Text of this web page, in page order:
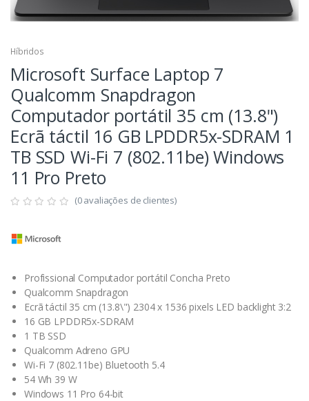
Híbridos
Microsoft Surface Laptop 7
Qualcomm Snapdragon
Computador portátil 35 cm (13.8")
Ecrã táctil 16 GB LPDDR5x-SDRAM 1
TB SSD Wi-Fi 7 (802.11be) Windows
11 Pro Preto
(0 avaliações de clientes)
Profissional Computador portátil Concha Preto
Qualcomm Snapdragon
Ecrã táctil 35 cm (13.8\") 2304 x 1536 pixels LED backlight 3:2
16 GB LPDDR5x-SDRAM
1 TB SSD
Qualcomm Adreno GPU
Wi-Fi 7 (802.11be) Bluetooth 5.4
54 Wh 39 W
Windows 11 Pro 64-bit